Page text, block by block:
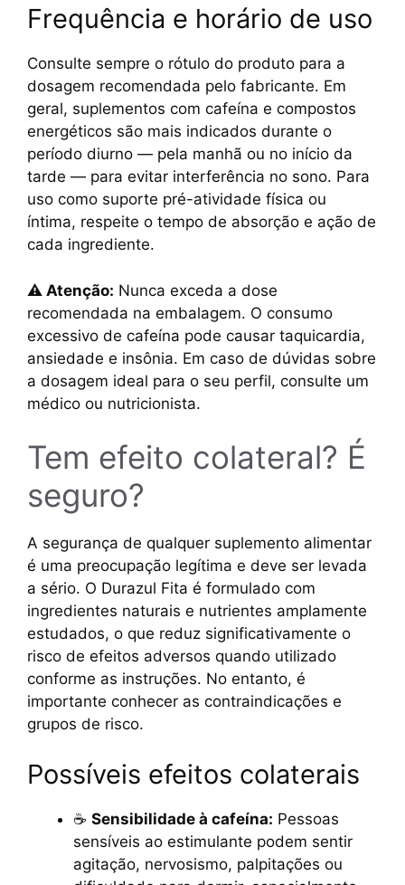
Frequência e horário de uso
Consulte sempre o rótulo do produto para a
dosagem recomendada pelo fabricante. Em
geral, suplementos com cafeína e compostos
energéticos são mais indicados durante o
período diurno — pela manhã ou no início da
tarde — para evitar interferência no sono. Para
uso como suporte pré-atividade física ou
íntima, respeite o tempo de absorção e ação de
cada ingrediente.
⚠️ Atenção: Nunca exceda a dose
recomendada na embalagem. O consumo
excessivo de cafeína pode causar taquicardia,
ansiedade e insônia. Em caso de dúvidas sobre
a dosagem ideal para o seu perfil, consulte um
médico ou nutricionista.
Tem efeito colateral? É
seguro?
A segurança de qualquer suplemento alimentar
é uma preocupação legítima e deve ser levada
a sério. O Durazul Fita é formulado com
ingredientes naturais e nutrientes amplamente
estudados, o que reduz significativamente o
risco de efeitos adversos quando utilizado
conforme as instruções. No entanto, é
importante conhecer as contraindicações e
grupos de risco.
Possíveis efeitos colaterais
☕ Sensibilidade à cafeína: Pessoas
sensíveis ao estimulante podem sentir
agitação, nervosismo, palpitações ou